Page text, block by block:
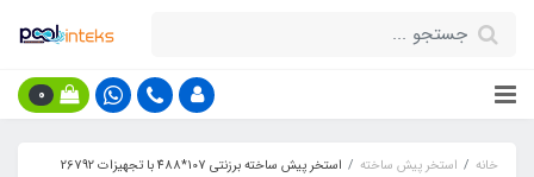
0
خانه استخر پیش ساخته استخر پیش ساخته برزنتی 107*488 با تجهیزات 26792